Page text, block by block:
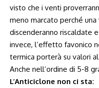
visto che i venti
meno marcato perché
discenderanno riscaldate
invece, l’effetto favonico
termica porterà su valori
Anche nell’ordine di 5-8
L’Anticiclone non ci sta: